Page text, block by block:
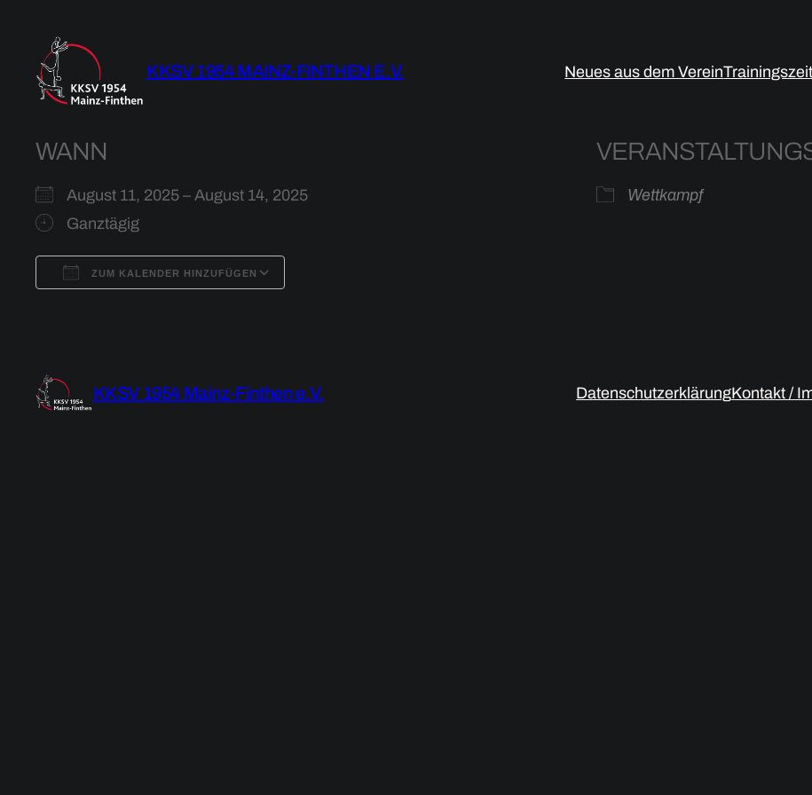
springen
KKSV 1954 MAINZ-FINTHEN E.V. Neues aus dem Verein
WANN
August 11, 2025 – August 14, 2025
Ganztägig
ZUM KALENDER HINZUFÜGEN
Wettkampf
KKSV 1954 Mainz-Finthen e.V. DatenschutzerklärungKontakt /